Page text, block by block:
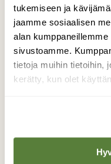
tukemiseen ja
jaamme sosiaalisen
alan
sivustoamme.
tietoja muihin tietoihin,
kerätty, kun olet
Mahtaako tälle
Valokuvaaja: